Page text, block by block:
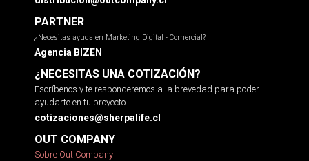
PARTNER
¿Necesitas ayuda en Marketing Digital - Comercial?
Agencia BIZEN
¿NECESITAS UNA COTIZACIÓN?
Escríbenos y te responderemos a la brevedad para poder
ayudarte en tu proyecto.
cotizaciones@sherpalife.cl
OUT COMPANY
Sobre Out Company